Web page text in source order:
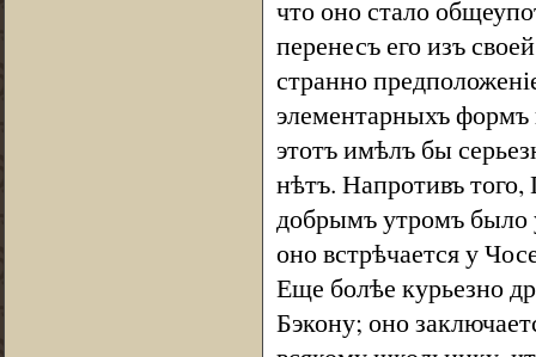
что оно стало
перенесъ его изъ
странно
элементарныхъ
этотъ имѣлъ бы
нѣтъ. Напротивъ того,
добрымъ утромъ было
оно встрѣчается у
Еще болѣе курьезно
Бэкону; оно